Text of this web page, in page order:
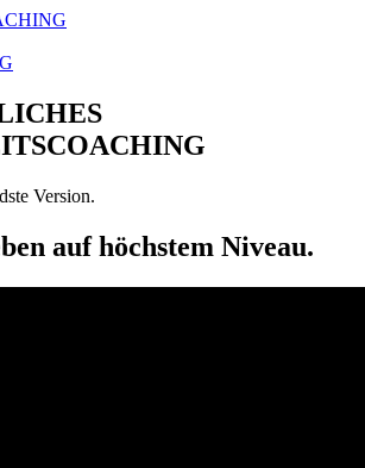
Version.
auf höchstem Niveau.